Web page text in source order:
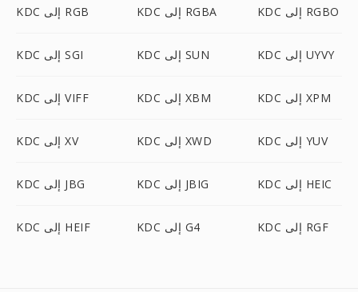
KDC إلى RGB KDC إلى RGBA KDC إلى RGBO
KDC إلى SGI KDC إلى SUN KDC إلى UYVY
KDC إلى VIFF KDC إلى XBM KDC إلى XPM
KDC إلى XV KDC إلى XWD KDC إلى YUV
KDC إلى JBG KDC إلى JBIG KDC إلى HEIC
KDC إلى HEIF KDC إلى G4 KDC إلى RGF